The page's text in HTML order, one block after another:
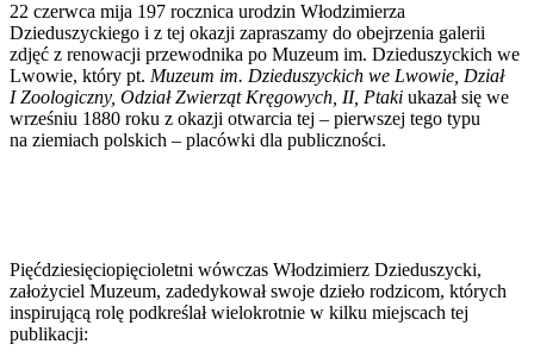
22 czerwca mija 197 rocznica urodzin Włodzimierza
Dzieduszyckiego i z tej okazji zapraszamy do obejrzenia galerii
zdjęć z renowacji przewodnika po Muzeum im. Dzieduszyckich we
Lwowie, który pt. Muzeum im. Dzieduszyckich we Lwowie, Dział
I Zoologiczny, Odział Zwierząt Kręgowych, II, Ptaki ukazał się we
wrześniu 1880 roku z okazji otwarcia tej – pierwszej tego typu
na ziemiach polskich – placówki dla publiczności.
Pięćdziesięciopięcioletni wówczas Włodzimierz Dzieduszycki,
założyciel Muzeum, zadedykował swoje dzieło rodzicom, których
inspirującą rolę podkreślał wielokrotnie w kilku miejscach tej
publikacji: